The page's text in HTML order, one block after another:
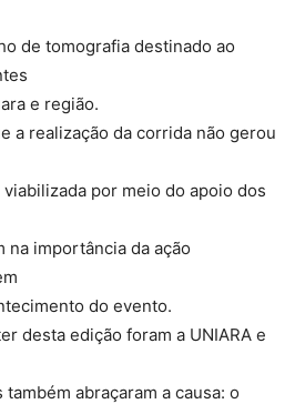
de tomografia destinado ao
e região.
a realização da corrida não gerou
por meio do apoio dos
na importância da ação
do evento.
desta edição foram a UNIARA e
abraçaram a causa: o